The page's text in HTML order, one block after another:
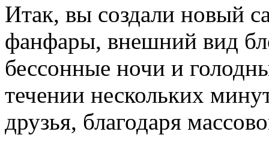
Итак, вы создали новый
фанфары, внешний вид
бессонные ночи и
течении нескольких
друзья, благодаря